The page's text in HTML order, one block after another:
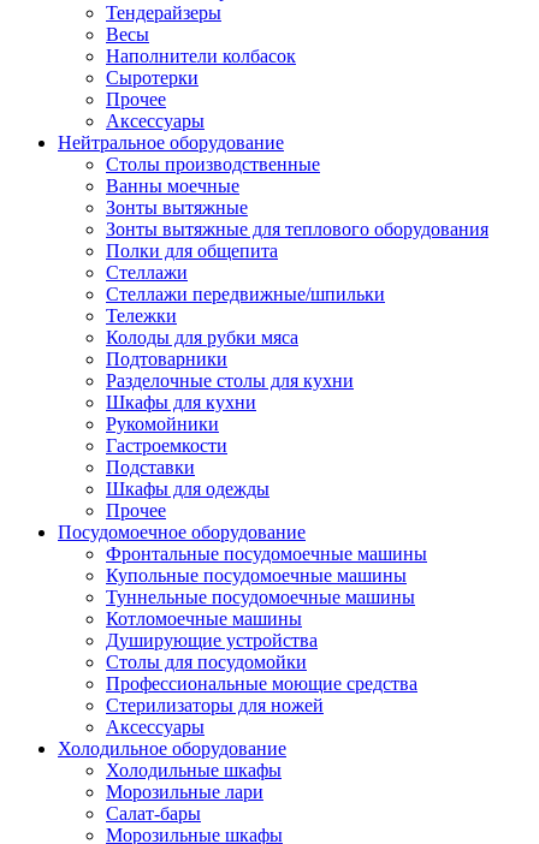
Тендерайзеры
Весы
Наполнители колбасок
Сыротерки
Прочее
Аксессуары
Нейтральное оборудование
Столы производственные
Ванны моечные
Зонты вытяжные
Зонты вытяжные для теплового оборудования
Полки для общепита
Стеллажи
Стеллажи передвижные/шпильки
Тележки
Колоды для рубки мяса
Подтоварники
Разделочные столы для кухни
Шкафы для кухни
Рукомойники
Гастроемкости
Подставки
Шкафы для одежды
Прочее
Посудомоечное оборудование
Фронтальные посудомоечные машины
Купольные посудомоечные машины
Туннельные посудомоечные машины
Котломоечные машины
Душирующие устройства
Столы для посудомойки
Профессиональные моющие средства
Стерилизаторы для ножей
Аксессуары
Холодильное оборудование
Холодильные шкафы
Морозильные лари
Салат-бары
Морозильные шкафы